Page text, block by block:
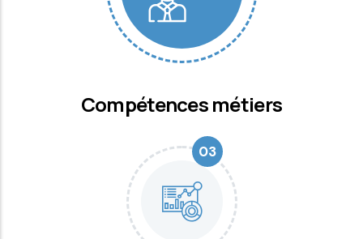
Compétences métiers
03